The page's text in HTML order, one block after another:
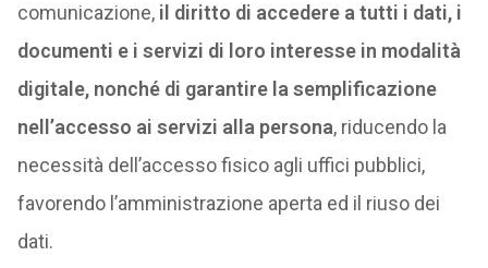
comunicazione, il diritto di accedere a tutti i dati, i
documenti e i servizi di loro interesse in modalità
digitale, nonché di garantire la semplificazione
nell’accesso ai servizi alla persona, riducendo la
necessità dell’accesso fisico agli uffici pubblici,
favorendo l’amministrazione aperta ed il riuso dei
dati.